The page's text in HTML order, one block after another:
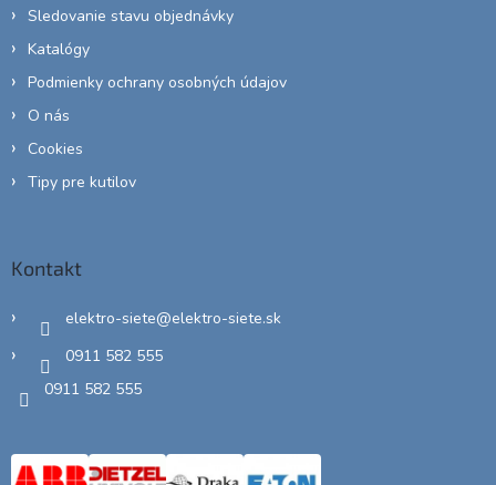
Sledovanie stavu objednávky
Katalógy
Podmienky ochrany osobných údajov
O nás
Cookies
Tipy pre kutilov
Kontakt
elektro-siete@elektro-siete.sk
0911 582 555
0911 582 555